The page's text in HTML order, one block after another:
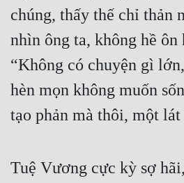
chúng, thấy thế chỉ thản
nhìn ông ta, không hề
“Không có chuyện gì
hèn mọn không muốn
tạo phản mà thôi, một
Tuệ Vương cực kỳ sợ